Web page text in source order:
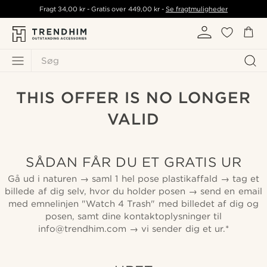
Søg
Fragt34,00 kr - Gratis over 449,00 kr- Se fragtmuligheder
THIS OFFER IS NO LONGER
VALID
SÅDAN FÅR DU ET GRATIS UR
Gå ud i naturen → saml 1 hel pose plastikaffald → tag et
billede af dig selv, hvor du holder posen → send en email
med emnelinjen "Watch 4 Trash" med billedet af dig og
posen, samt dine kontaktoplysninger til
info@trendhim.com → vi sender dig et ur.*